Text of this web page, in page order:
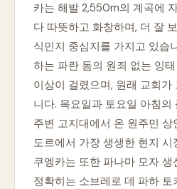
카는 해발 2,550m의 계곡에
다 따뜻하고 화창하며, 더 잘
식민지 중심지를 가지고 있습
하는 파란 돔의 원죄 없는 잉
이상이 걸렸으며, 원래 교회가
니다. 목요일과 토요일 아침의
주변 고지대에서 온 원주민 상
도르에서 가장 생생한 현지 시
쿠엥카는 또한 파나마 모자 생
정확히는 소브레로 데 파하 토